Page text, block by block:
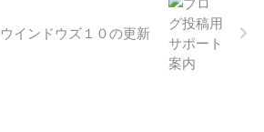
ウインドウズ１０の更新